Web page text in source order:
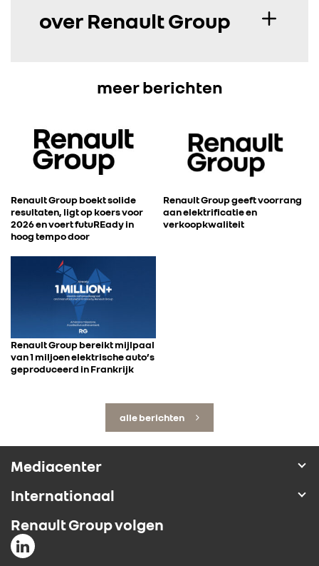
over Renault Group
meer berichten
Renault Group boekt solide
resultaten, ligt op koers voor
2026 en voert futuREady in
hoog tempo door
Renault Group geeft voorrang
aan elektrificatie en
verkoopkwaliteit
Renault Group bereikt mijlpaal
van 1 miljoen elektrische auto’s
geproduceerd in Frankrijk
alle berichten
Mediacenter
Internationaal
Renault Group volgen